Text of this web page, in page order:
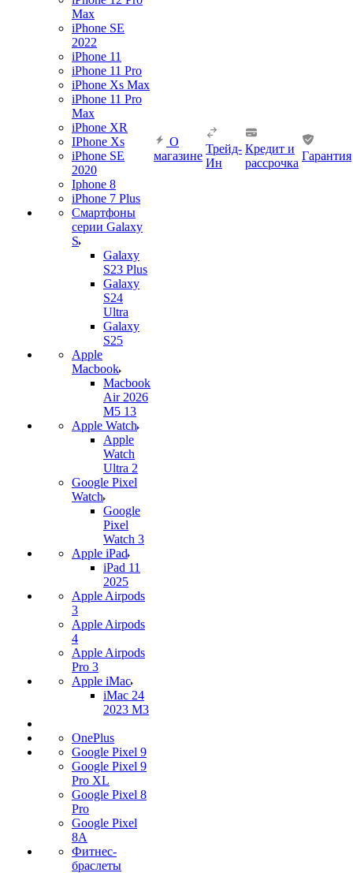
Max
iPhone SE
2022
iPhone 11
iPhone 11 Pro
iPhone Xs Max
iPhone 11 Pro
Max
iPhone XR
IPhone Xs
iPhone SE
2020
Iphone 8
iPhone 7 Plus
Смартфоны
серии Galaxy
S
Galaxy
S23 Plus
Galaxy
S24
Ultra
Galaxy
S25
Apple
Macbook
Macbook
Air 2026
M5 13
Apple Watch
Apple
Watch
Ultra 2
Google Pixel
Watch
Google
Pixel
Watch 3
Apple iPad
iPad 11
2025
Apple Airpods
3
Apple Airpods
4
Apple Airpods
Pro 3
Apple iMac
iMac 24
2023 M3
OnePlus
Google Pixel 9
Google Pixel 9
Pro XL
Google Pixel 8
Pro
Google Pixel
8A
Фитнес-
браслеты
О
магазине
Трейд-
Ин
Кредит и
рассрочка
Гарантия